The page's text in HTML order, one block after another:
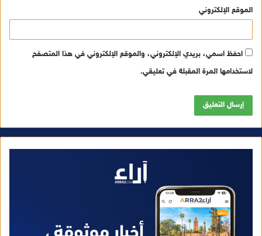
الموقع الإلكتروني
احفظ اسمي، بريدي الإلكتروني، والموقع الإلكتروني في هذا المتصفح
لاستخدامها المرة المقبلة في تعليقي.